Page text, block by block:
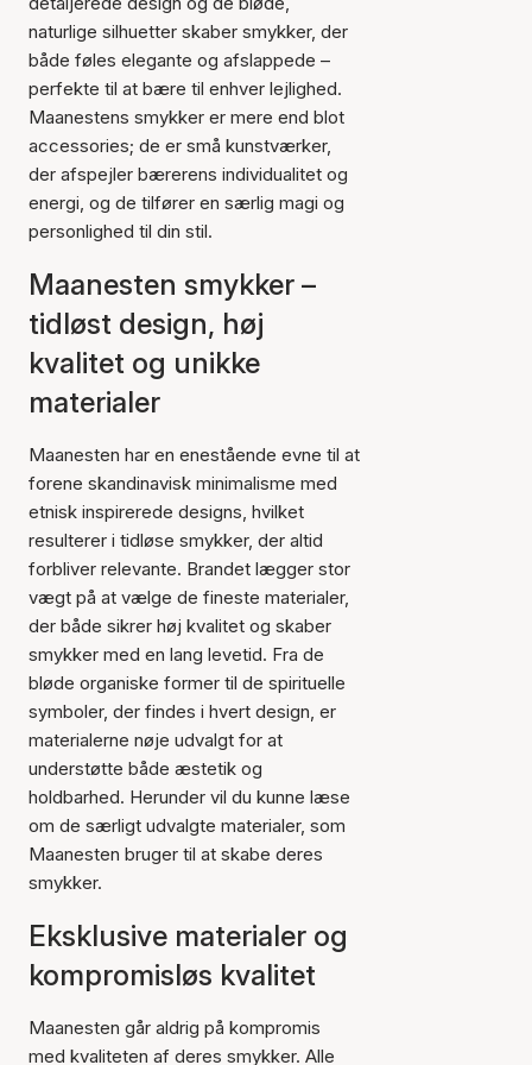
naturlige silhuetter skaber smykker, der
både føles elegante og afslappede –
perfekte til at bære til enhver lejlighed.
Maanestens smykker er mere end blot
accessories; de er små kunstværker,
der afspejler bærerens individualitet og
energi, og de tilfører en særlig magi og
personlighed til din stil.
Maanesten smykker –
tidløst design, høj
kvalitet og unikke
materialer
Maanesten har en enestående evne til at
forene skandinavisk minimalisme med
etnisk inspirerede designs, hvilket
resulterer i tidløse smykker, der altid
forbliver relevante. Brandet lægger stor
vægt på at vælge de fineste materialer,
der både sikrer høj kvalitet og skaber
smykker med en lang levetid. Fra de
bløde organiske former til de spirituelle
symboler, der findes i hvert design, er
materialerne nøje udvalgt for at
understøtte både æstetik og
holdbarhed. Herunder vil du kunne læse
om de særligt udvalgte materialer, som
Maanesten bruger til at skabe deres
smykker.
Eksklusive materialer og
kompromisløs kvalitet
Maanesten går aldrig på kompromis
med kvaliteten af deres smykker. Alle